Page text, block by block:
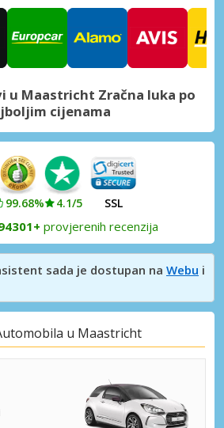
u Maastricht Zračna luka po
cijenama
99.68% 4.1/5 SSL
provjerenih recenzija
sada je dostupan na Webu i
u Maastricht